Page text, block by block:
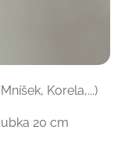
Korela,...)
20 cm